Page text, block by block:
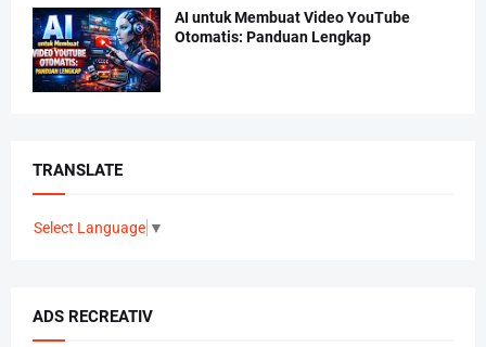
AI untuk Membuat Video YouTube
Otomatis: Panduan Lengkap
TRANSLATE
Select Language ▼
ADS RECREATIV